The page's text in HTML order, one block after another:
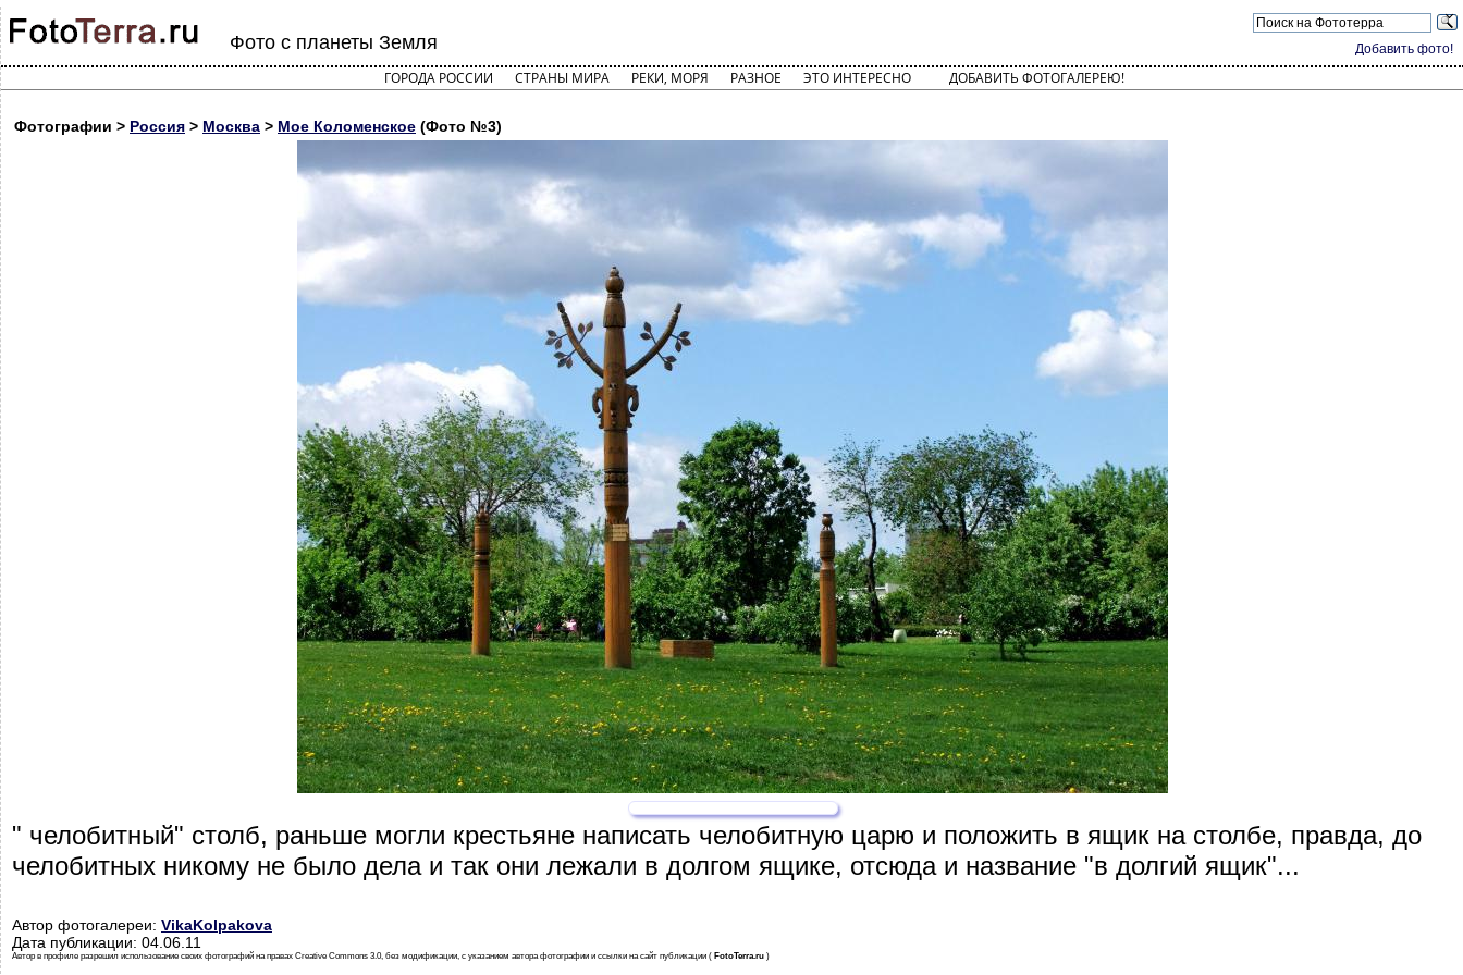
Добавить фото!
Фото с планеты Земля
ГОРОДА РОССИИ СТРАНЫ МИРА РЕКИ, МОРЯ РАЗНОЕ ЭТО ИНТЕРЕСНО ДОБАВИТЬ ФОТОГАЛЕРЕЮ!
Фотографии > Россия > Москва > Мое Коломенское (Фото №3)
" челобитный" столб, раньше могли крестьяне написать челобитную царю и положить в ящик на столбе, правда, до
челобитных никому не было дела и так они лежали в долгом ящике, отсюда и название "в долгий ящик"...
Автор фотогалереи: VikaKolpakova
Дата публикации: 04.06.11
Автор в профиле разрешил использование своих фотографий на правах Creative Commons 3.0, без модификации, с указанием автора фотографии и ссылки на сайт публикации ( FotoTerra.ru )